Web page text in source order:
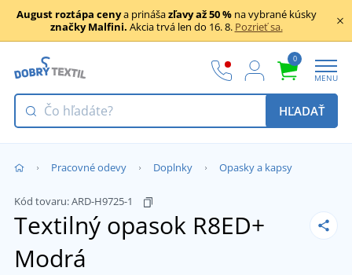
August roztápa cenya prinášazľavy až 50 %na vybrané kúsky
značky Malfini. Akcia trvá len do 16. 8. Pozrieť sa.
0
MENU
HĽADAŤ
Pracovné odevy Doplnky Opasky a kapsy
Kód tovaru:ARD-H9725-1
Textilný opasok R8ED+
Modrá